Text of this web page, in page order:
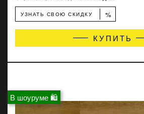
УЗНАТЬ СВОЮ СКИДКУ %
КУПИТЬ
В шоуруме 🛍